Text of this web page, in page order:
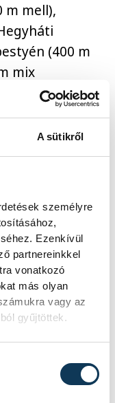
A sütikről
személyre
Ezenkívül
partnereinkkel
vonatkozó
más olyan
vagy az
gyűjtöttek.
m mell),
(400 m
mix
Ádám-
Csenge (400
Médea (200
Zoé (200 m
4x50 m
Kertész
Kőrösi
Vallainé